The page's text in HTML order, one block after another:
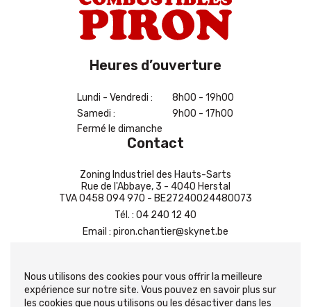
Heures d’ouverture
Lundi - Vendredi :
8h00 - 19h00
Samedi :
9h00 - 17h00
Fermé le dimanche
Contact
Zoning Industriel des Hauts-Sarts
Rue de l'Abbaye, 3 - 4040 Herstal
TVA 0458 094 970 - BE27240024480073
Tél. : 04 240 12 40
Email : piron.chantier@skynet.be
Nous utilisons des cookies pour vous offrir la meilleure
expérience sur notre site. Vous pouvez en savoir plus sur
les cookies que nous utilisons ou les désactiver dans les